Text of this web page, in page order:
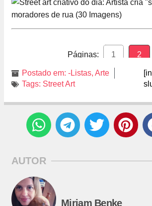
Páginas: 1 2
Postado em: -Listas, Arte
Tags: Street Art
AUTOR
Miriam Benke